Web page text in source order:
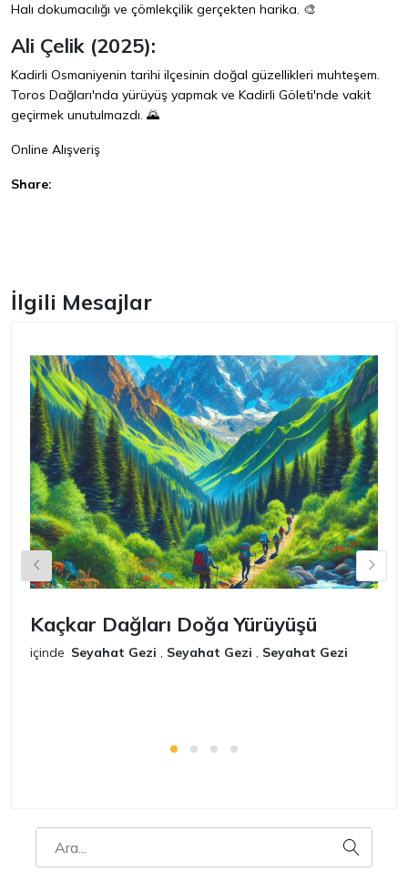
Halı dokumacılığı ve çömlekçilik gerçekten harika. 🎨
Ali Çelik (2025):
Kadirli Osmaniyenin tarihi ilçesinin doğal güzellikleri muhteşem.
Toros Dağları'nda yürüyüş yapmak ve Kadirli Göleti'nde vakit
geçirmek unutulmazdı. 🌄
Online Alışveriş
Share:
İlgili Mesajlar
Kaçkar Dağları Doğa Yürüyüşü
içinde Seyahat Gezi , Seyahat Gezi , Seyahat Gezi